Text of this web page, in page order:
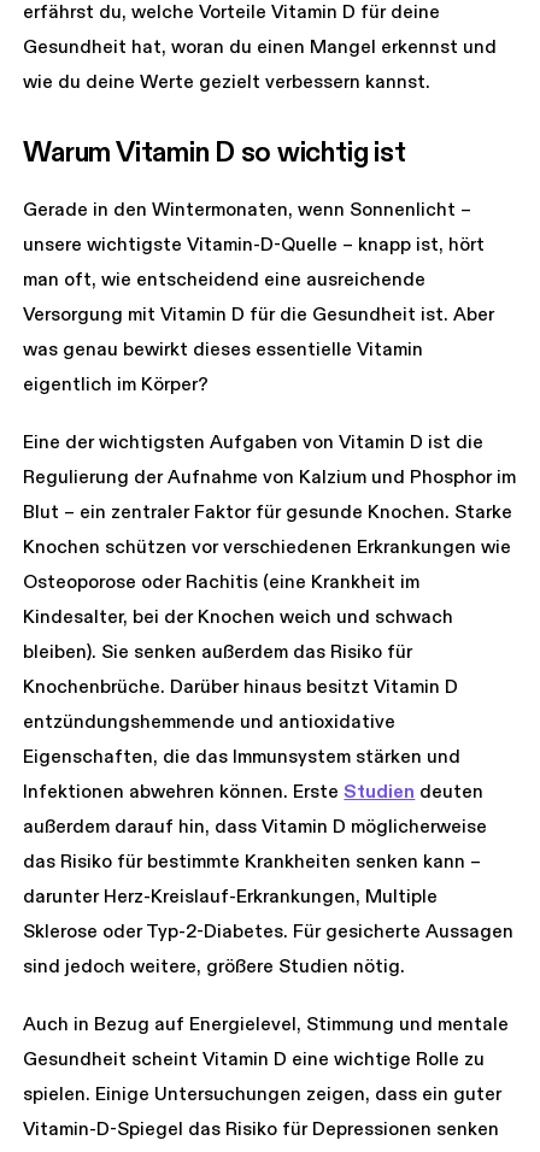
erfährst du, welche Vorteile Vitamin D für deine
Gesundheit hat, woran du einen Mangel erkennst und
wie du deine Werte gezielt verbessern kannst.
Warum Vitamin D so wichtig ist
Gerade in den Wintermonaten, wenn Sonnenlicht –
unsere wichtigste Vitamin-D-Quelle – knapp ist, hört
man oft, wie entscheidend eine ausreichende
Versorgung mit Vitamin D für die Gesundheit ist. Aber
was genau bewirkt dieses essentielle Vitamin
eigentlich im Körper?
Eine der wichtigsten Aufgaben von Vitamin D ist die
Regulierung der Aufnahme von Kalzium und Phosphor im
Blut – ein zentraler Faktor für gesunde Knochen. Starke
Knochen schützen vor verschiedenen Erkrankungen wie
Osteoporose oder Rachitis (eine Krankheit im
Kindesalter, bei der Knochen weich und schwach
bleiben). Sie senken außerdem das Risiko für
Knochenbrüche. Darüber hinaus besitzt Vitamin D
entzündungshemmende und antioxidative
Eigenschaften, die das Immunsystem stärken und
Infektionen abwehren können. ErsteStudien deuten
außerdem darauf hin, dass Vitamin D möglicherweise
das Risiko für bestimmte Krankheiten senken kann –
darunter Herz-Kreislauf-Erkrankungen, Multiple
Sklerose oder Typ-2-Diabetes. Für gesicherte Aussagen
sind jedoch weitere, größere Studien nötig.
Auch in Bezug auf Energielevel, Stimmung und mentale
Gesundheit scheint Vitamin D eine wichtige Rolle zu
spielen. Einige Untersuchungen zeigen, dass ein guter
Vitamin-D-Spiegel das Risiko für Depressionen senken